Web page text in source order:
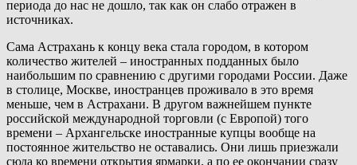
периода до нас не дошло, так как он слабо отражен в
источниках.
Сама Астрахань к концу века стала городом, в котором
количество жителей – иностранных подданных было
наибольшим по сравнению с другими городами России. Даже
в столице, Москве, иностранцев проживало в это время
меньше, чем в Астрахани. В другом важнейшем пункте
российской международной торговли (с Европой) того
времени – Архангельске иностранные купцы вообще на
постоянное жительство не оставались. Они лишь приезжали
сюда ко времени открытия ярмарки, а по ее окончании сразу